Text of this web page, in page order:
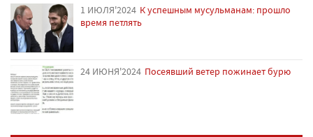
1 ИЮЛЯ'2024 К успешным мусульманам: прошло
время петлять
24 ИЮНЯ'2024 Посеявший ветер пожинает бурю